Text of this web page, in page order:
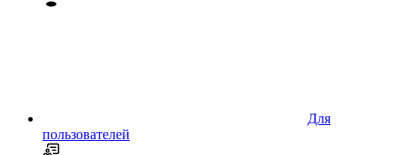
Для
пользователей